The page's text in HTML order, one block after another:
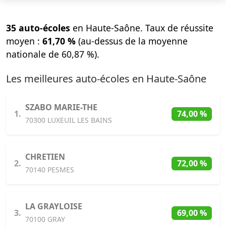
35 auto-écoles en Haute-Saône. Taux de réussite
moyen : 61,70 % (au-dessus de la moyenne
nationale de 60,87 %).
Les meilleures auto-écoles en Haute-Saône
1.
SZABO MARIE-THE
70300 LUXEUIL LES BAINS
74,00 %
2.
CHRETIEN
70140 PESMES
72,00 %
3.
LA GRAYLOISE
70100 GRAY
69,00 %